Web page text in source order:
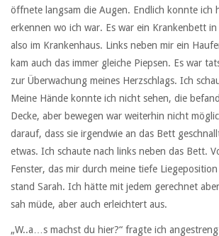
öffnete langsam die Augen. Endlich konnte ich
erkennen wo ich war. Es war ein Krankenbett
also im Krankenhaus. Links neben mir ein
kam auch das immer gleiche Piepsen. Es war
zur Überwachung meines Herzschlags. Ich
Meine Hände konnte ich nicht sehen, die
Decke, aber bewegen war weiterhin nicht
darauf, dass sie irgendwie an das Bett
etwas. Ich schaute nach links neben das Bett.
Fenster, das mir durch meine tiefe
stand Sarah. Ich hätte mit jedem gerechnet
sah müde, aber auch erleichtert aus.
„W..a…s machst du hier?“ fragte ich